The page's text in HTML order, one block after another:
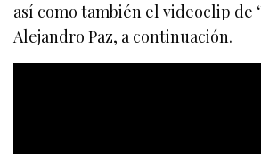
así como también el videoclip de
Alejandro Paz, a continuación.